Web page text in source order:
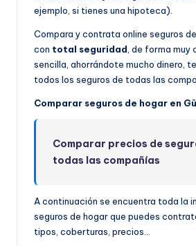
ejemplo, si tienes una hipoteca).
Compara y contrata online seguros
con total seguridad, de forma muy
sencilla, ahorrándote mucho dinero,
todos los seguros de todas las
Comparar seguros de hogar en
Comparar precios de
todas las compañías
A continuación se encuentra toda la
seguros de hogar que puedes
tipos, coberturas, precios…